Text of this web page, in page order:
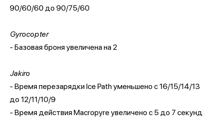
90/60/60 до 90/75/60
Gyrocopter
- Базовая броня увеличена на 2
Jakiro
- Время перезарядки Ice Path уменьшено с 16/15/14/13
до 12/11/10/9
- Время действия Macropyre увеличено с 5 до 7 секунд